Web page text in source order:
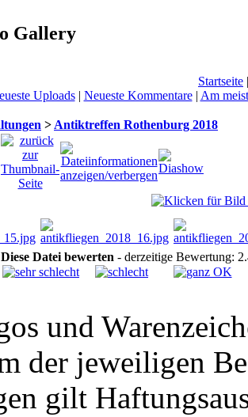
Gallery
Startseite
Uploads| Neueste Kommentare| Am
> Antiktreffen Rothenburg 2018
Diese Datei bewerten - derzeitige Bewertung:
und
der jeweiligen
gilt